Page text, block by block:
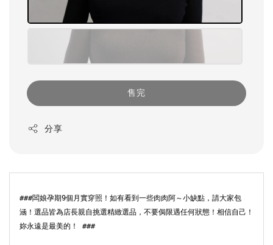
售完
分享
###闆娘孕期9個月實穿照！如有看到一些肉肉阿～小缺點，請大家包
涵！選品皆為店長親自挑選精緻選品，不要侷限遇任何狀態！相信自己！
妳永遠是最美的！ ###